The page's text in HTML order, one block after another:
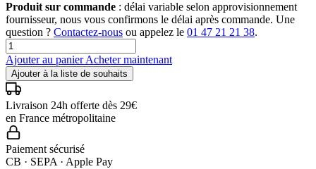
Produit sur commande : délai variable selon approvisionnement
fournisseur, nous vous confirmons le délai après commande. Une
question ? Contactez-nous ou appelez le 01 47 21 21 38.
Ajouter au panierAcheter maintenant
Ajouter à la liste de souhaits
Livraison 24h offerte dès 29€
en France métropolitaine
Paiement sécurisé
CB · SEPA · Apple Pay